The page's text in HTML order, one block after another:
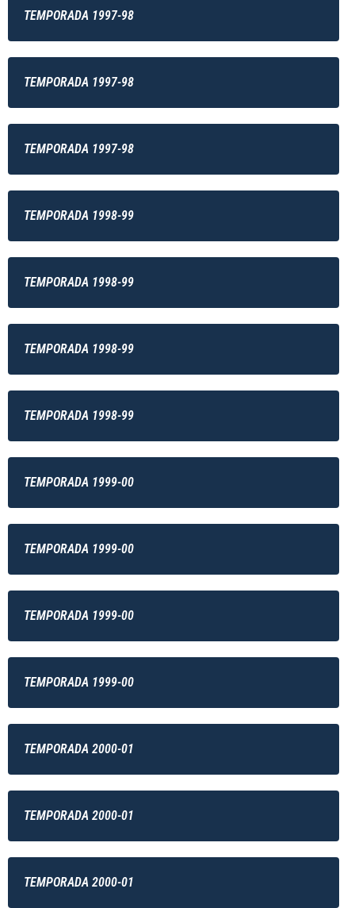
TEMPORADA 1997-98
TEMPORADA 1997-98
TEMPORADA 1997-98
TEMPORADA 1998-99
TEMPORADA 1998-99
TEMPORADA 1998-99
TEMPORADA 1998-99
TEMPORADA 1999-00
TEMPORADA 1999-00
TEMPORADA 1999-00
TEMPORADA 1999-00
TEMPORADA 2000-01
TEMPORADA 2000-01
TEMPORADA 2000-01